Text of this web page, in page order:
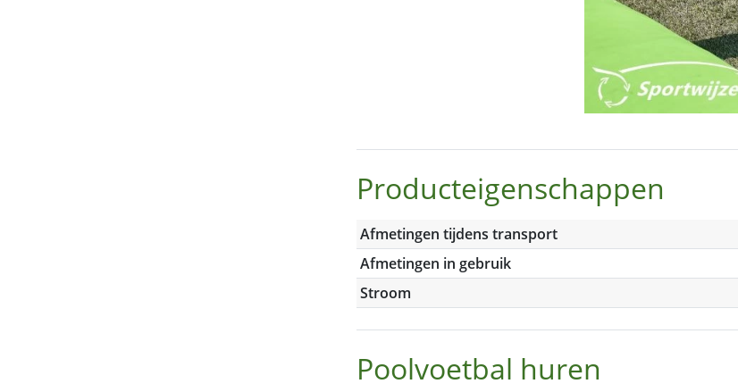
Producteigenschappen
Afmetingen tijdens transport
Afmetingen in gebruik
Stroom
Poolvoetbal huren